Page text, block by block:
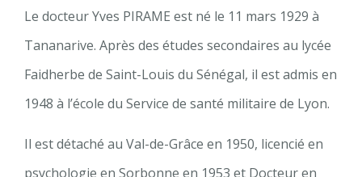
Le docteur Yves PIRAME est né le 11 mars 1929 à
Tananarive. Après des études secondaires au lycée
Faidherbe de Saint-Louis du Sénégal, il est admis en
1948 à l’école du Service de santé militaire de Lyon.
Il est détaché au Val-de-Grâce en 1950, licencié en
psychologie en Sorbonne en 1953 et Docteur en